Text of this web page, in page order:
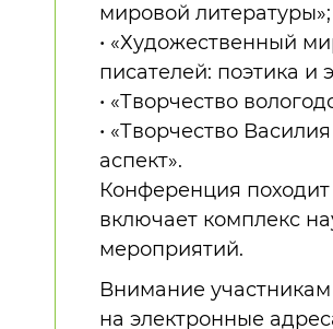
мировой литературы»;
• «Художественный
писателей: поэтика и
• «Творчество
• «Творчество
аспект».
Конференция
включает комплекс
мероприятий.
Внимание
на электронные